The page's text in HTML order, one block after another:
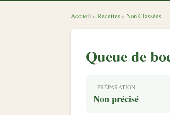
Accueil »Recettes »Non Classées
Queue de
PRÉPARATION
Non précisé